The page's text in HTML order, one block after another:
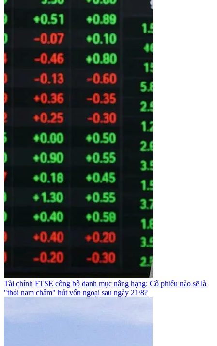
Tài chính FTSE công bố danh mục nâng hạng: Cổ phiếu nào sẽ là
"thỏi nam châm" hút vốn ngoại sau ngày 21/8?